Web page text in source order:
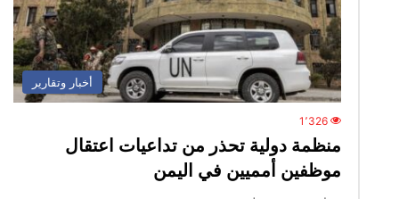
أخبار وتقارير
1٬326
منظمة دولية تحذر من تداعيات اعتقال
موظفين أمميين في اليمن